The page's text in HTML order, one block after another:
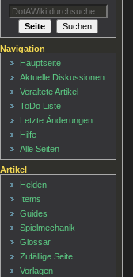
Navigation
Hauptseite
Aktuelle Diskussionen
Veraltete Artikel
ToDo Liste
Letzte Änderungen
Hilfe
Alle Seiten
Artikel
Helden
Items
Guides
Spielmechanik
Glossar
Zufällige Seite
Vorlagen